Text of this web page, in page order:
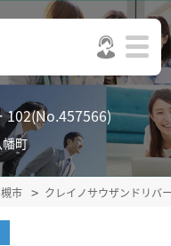
102(No.457566)
町
市 クレイノサウザンドリバ